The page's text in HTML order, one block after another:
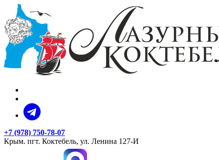
+7 (978) 750-78-07
Крым. пгт. Коктебель, ул. Ленина 127-И